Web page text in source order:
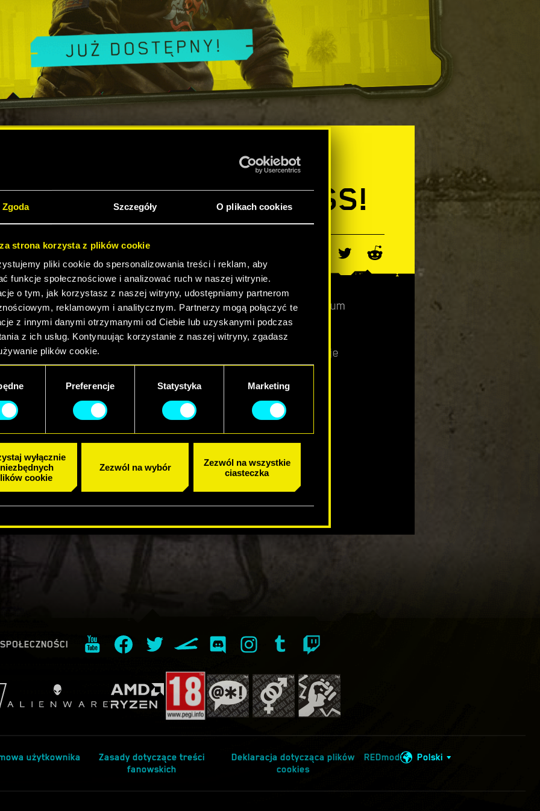
Zgoda Szczegóły O plikach cookies
strona korzysta z plików cookie
pliki cookie do spersonalizowania treści i reklam, aby
funkcje społecznościowe i analizować ruch w naszej witrynie.
o tym, jak korzystasz z naszej witryny, udostępniamy partnerom
reklamowym i analitycznym. Partnerzy mogą połączyć te
z innymi danymi otrzymanymi od Ciebie lub uzyskanymi podczas
z ich usług. Kontynuując korzystanie z naszej witryny, zgadasz
plików cookie.
Preferencje Statystyka Marketing
wyłącznie
cookie
Zezwól na wybór
Zezwól na wszystkie
ciasteczka
2077 JEST JUŻ
NA XBOX GAME PASS!
datatermy, bo Cyberpunk 2077 jest dostępny w planach Premium
Game Pass, zarówno na Xbox Series X|S jak i Xbox One!
żeby wybrać się do Night City po raz pierwszy, lub odwiedzić je
wspomnienia.
na oficjalnym sklepie Xbox!
XboxGamePass
DYSKUSJI
użytkownika
Zasady dotyczące treści
fanowskich
Deklaracja dotycząca plików
cookies
REDmod Polski